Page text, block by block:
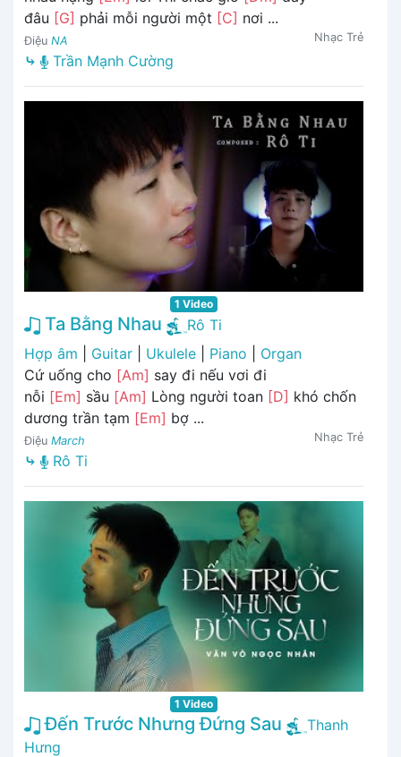
đâu [G] phải mỗi người một [C] nơi ...
Điệu NA Nhạc Trẻ
⤷ Trần Mạnh Cường
1 Video
Ta Bằng Nhau
Rô Ti
Hợp âm
Guitar Ukulele Piano
Organ
Cứ uống cho [Am] say đi nếu vơi đi
nỗi [Em] sầu [Am] Lòng người toan [D] khó chốn
dương trần tạm [Em] bợ ...
Điệu March Nhạc Trẻ
⤷ Rô Ti
1 Video
Đến Trước Nhưng Đứng Sau
Thanh
Hưng